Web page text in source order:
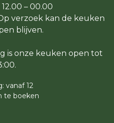
12.00 – 00.00
verzoek kan de keuken
blijven.
is onze keuken open tot
vanaf 12
te boeken